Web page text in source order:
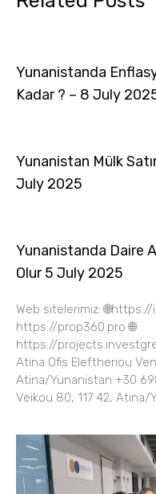
Yunanistanda
Kadar ? – 8 July
Yunanistan Mülk
July 2025
Yunanistanda Daire
Olur 5 July 2025
Web sitelerimiz:
https://prop360.pro 🌐
https://
Atina Ofis Eleftheriou
Atina/Yunanistan +30
Veikou 80, 117 42, Atina/